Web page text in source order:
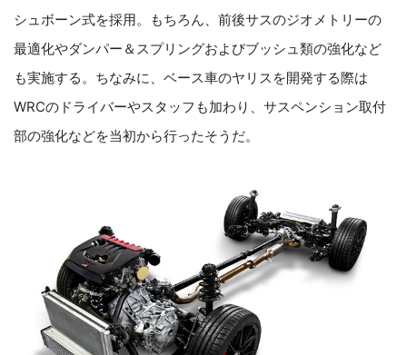
シュボーン式を採用。もちろん、前後サスのジオメトリーの
最適化やダンパー＆スプリングおよびブッシュ類の強化など
も実施する。ちなみに、ベース車のヤリスを開発する際は
WRCのドライバーやスタッフも加わり、サスペンション取付
部の強化などを当初から行ったそうだ。